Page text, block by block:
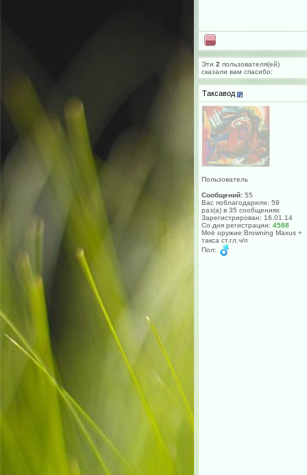
Эти 2 пользователя(ей)
сказали вам cпасибо:
Таксавод
Пользователь
Сообщений: 55
Вас поблагодарили: 59
раз(а) в 35 сообщениях
Зарегистрирован: 16.01.14
Со дня регистрации: 4588
Моё оружие:Browning Maxus +
такса ст.гл.ч/п
Пол: